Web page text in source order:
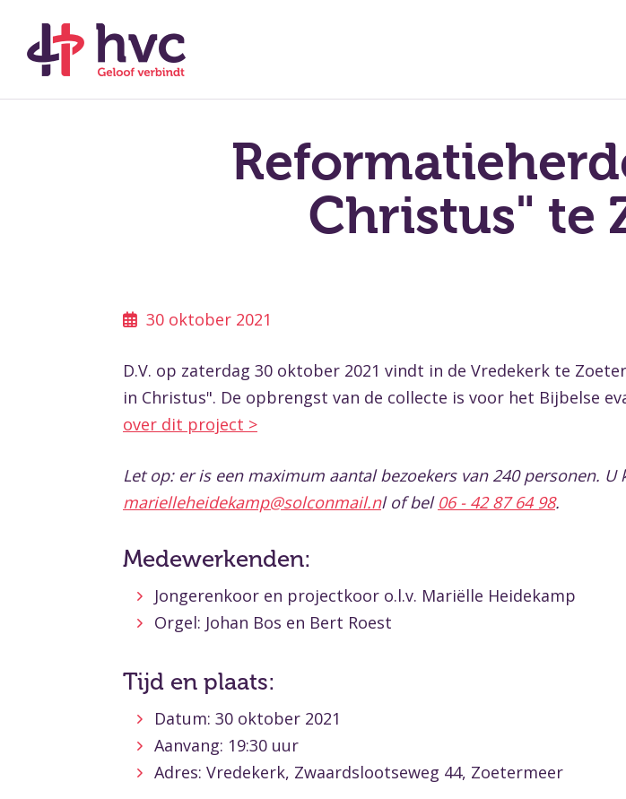
Christus" te
30 oktober 2021
D.V. op zaterdag 30 oktober 2021 vindt in de Vredekerk te
in Christus". De opbrengst van de collecte is voor het Bijbelse
over dit project >
Let op: er is een maximum aantal bezoekers van 240 personen.
marielleheidekamp@solconmail.nl of bel 06 - 42 87 64 98.
Medewerkenden:
Jongerenkoor en projectkoor o.l.v. Mariëlle Heidekamp
Orgel: Johan Bos en Bert Roest
Tijd en plaats:
Datum: 30 oktober 2021
Aanvang: 19:30 uur
Adres: Vredekerk, Zwaardslootseweg 44, Zoetermeer